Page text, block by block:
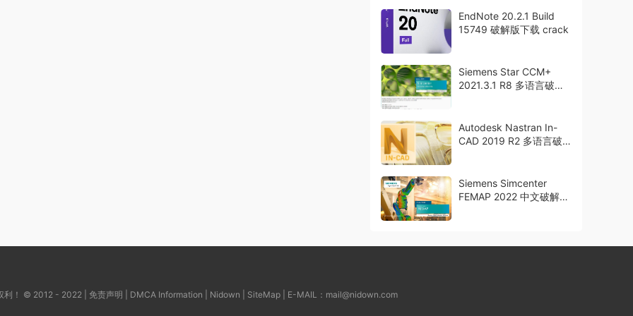
EndNote 20.2.1 Build
15749 破解版下载 crack
Siemens Star CCM+
2021.3.1 R8 多语言破解
Autodesk Nastran In-
CAD 2019 R2 多语言破
Siemens Simcenter
FEMAP 2022 中文破解版
利！ © 2012 - 2022 | 免责声明 DMCA Information Nidown SiteMap| E-MAIL： mail@nidown.com